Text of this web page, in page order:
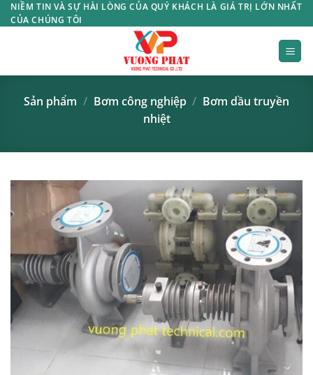
Bỏ
qua
NIỀM TIN VÀ SỰ HÀI LÒNG CỦA QUÝ KHÁCH LÀ GIÁ TRỊ LỚN NHẤT
CỦA CHÚNG TÔI
Sản phẩm / Bơm công nghiệp / Bơm dầu truyền
nhiệt